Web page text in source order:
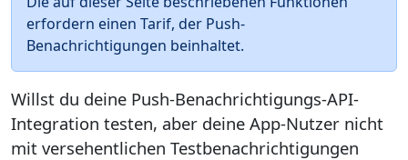
erfordern einen Tarif, der Push-
Benachrichtigungen beinhaltet.
Willst du deine Push-Benachrichtigungs-API-
Integration testen, aber deine App-Nutzer nicht
mit versehentlichen Testbenachrichtigungen